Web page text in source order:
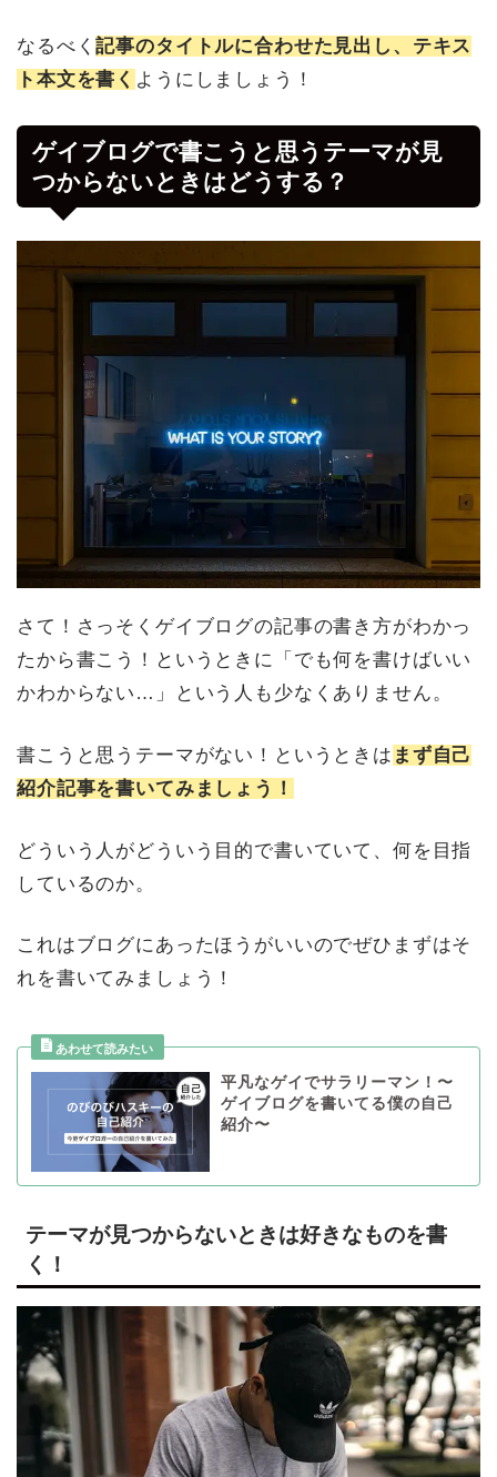
なるべく記事のタイトルに合わせた見出し、テキス
ト本文を書く ようにしましょう！
ゲイブログで書こうと思うテーマが見
つからないときはどうする？
さて！さっそくゲイブログの記事の書き方がわかっ
たから書こう！というときに「でも何を書けばいい
かわからない…」という人も少なくありません。
書こうと思うテーマがない！というときは まず自己
紹介記事を書いてみましょう！
どういう人がどういう目的で書いていて、何を目指
しているのか。
これはブログにあったほうがいいのでぜひまずはそ
れを書いてみましょう！
平凡なゲイでサラリーマン！〜
ゲイブログを書いてる僕の自己
紹介〜
テーマが見つからないときは好きなものを書
く！